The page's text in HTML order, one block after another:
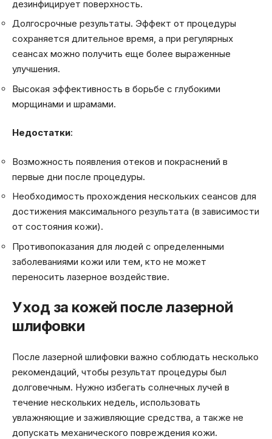
дезинфицирует поверхность.
Долгосрочные результаты. Эффект от процедуры
сохраняется длительное время, а при регулярных
сеансах можно получить еще более выраженные
улучшения.
Высокая эффективность в борьбе с глубокими
морщинами и шрамами.
Недостатки:
Возможность появления отеков и покраснений в
первые дни после процедуры.
Необходимость прохождения нескольких сеансов для
достижения максимального результата (в зависимости
от состояния кожи).
Противопоказания для людей с определенными
заболеваниями кожи или тем, кто не может
переносить лазерное воздействие.
Уход за кожей после лазерной
шлифовки
После лазерной шлифовки важно соблюдать несколько
рекомендаций, чтобы результат процедуры был
долговечным. Нужно избегать солнечных лучей в
течение нескольких недель, использовать
увлажняющие и заживляющие средства, а также не
допускать механического повреждения кожи.